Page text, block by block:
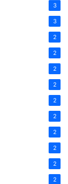
3
3
2
2
2
2
2
2
2
2
2
2